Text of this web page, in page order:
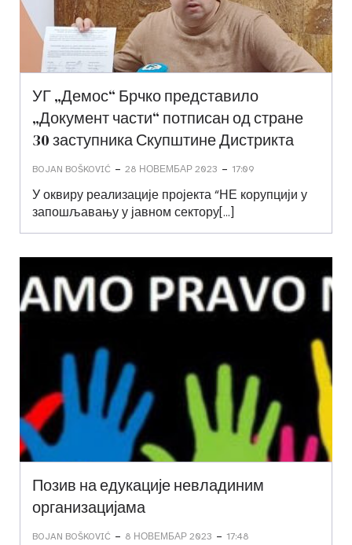
УГ „Демос“ Брчко представило
„Документ части“ потписан од стране
30 заступника Скупштине Дистрикта
BOJAN BOŠKOVIĆ - 28 НОВЕМБАР 2023 - 17:09
У оквиру реализације пројекта “НЕ корупцији у
запошљавању у јавном сектору[…]
Позив на едукације невладиним
организацијама
BOJAN BOŠKOVIĆ - 8 НОВЕМБАР 2023 - 17:48